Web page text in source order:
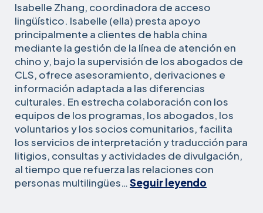
Isabelle Zhang, coordinadora de acceso
lingüístico. Isabelle (ella) presta apoyo
principalmente a clientes de habla china
mediante la gestión de la línea de atención en
chino y, bajo la supervisión de los abogados de
CLS, ofrece asesoramiento, derivaciones e
información adaptada a las diferencias
culturales. En estrecha colaboración con los
equipos de los programas, los abogados, los
voluntarios y los socios comunitarios, facilita
los servicios de interpretación y traducción para
litigios, consultas y actividades de divulgación,
al tiempo que refuerza las relaciones con
personas multilingües…Seguir leyendo